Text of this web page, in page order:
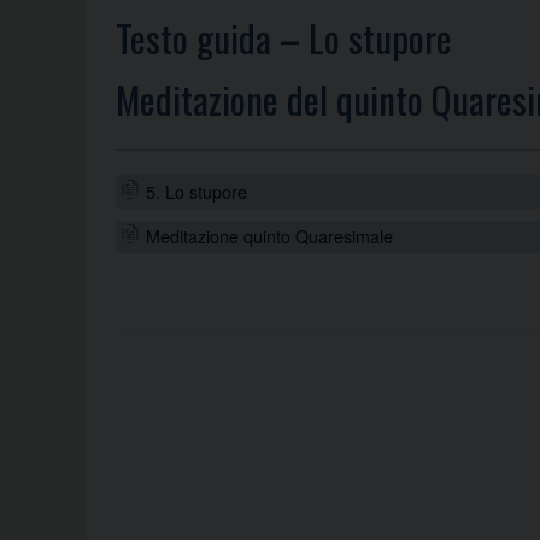
Testo guida – Lo stupore
Meditazione del quinto
5. Lo stupore
Meditazione quinto Quaresimale